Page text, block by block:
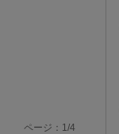
ページ： 1 /4